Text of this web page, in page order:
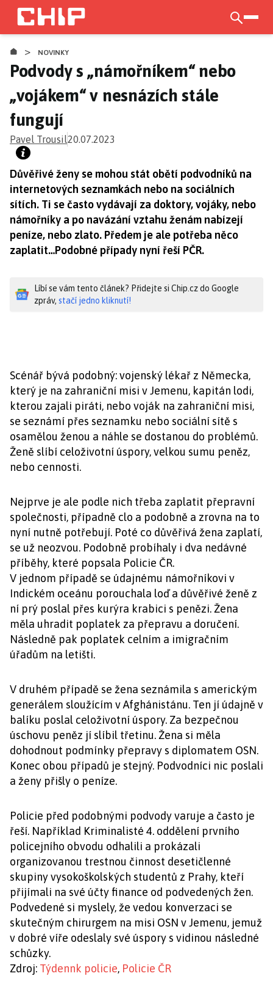
Přejít
hlavnímu
obsahu
> NOVINKY
Podvody s „námořníkem“ nebo
„vojákem“ v nesnázích stále
fungují
Pavel Trousil20.07.2023
Důvěřivé ženy se mohou stát obětí podvodníků na
internetových seznamkách nebo na sociálních
sítích. Ti se často vydávají za doktory, vojáky, nebo
námořníky a po navázání vztahu ženám nabízejí
peníze, nebo zlato. Předem je ale potřeba něco
zaplatit…Podobné případy nyní řeší PČR.
Líbí se vám tento článek? Přidejte si Chip.cz do Google
zpráv, stačí jedno kliknutí!
Scénář bývá podobný: vojenský lékař z Německa,
který je na zahraniční misi v Jemenu, kapitán lodi,
kterou zajali piráti, nebo voják na zahraniční misi,
se seznámí přes seznamku nebo sociální sítě s
osamělou ženou a náhle se dostanou do problémů.
Ženě slíbí celoživotní úspory, velkou sumu peněz,
nebo cennosti.
Nejprve je ale podle nich třeba zaplatit přepravní
společnosti, případně clo a podobně a zrovna na to
nyní nutně potřebují. Poté co důvěřivá žena zaplatí,
se už neozvou. Podobně probíhaly i dva nedávné
příběhy, které popsala Policie ČR.
V jednom případě se údajnému námořníkovi v
Indickém oceánu porouchala loď a důvěřivé ženě z
ní prý poslal přes kurýra krabici s penězi. Žena
měla uhradit poplatek za přepravu a doručení.
Následně pak poplatek celním a imigračním
úřadům na letišti.
V druhém případě se žena seznámila s americkým
generálem sloužícím v Afghánistánu. Ten jí údajně v
balíku poslal celoživotní úspory. Za bezpečnou
úschovu peněz jí slíbil třetinu. Žena si měla
dohodnout podmínky přepravy s diplomatem OSN.
Konec obou případů je stejný. Podvodníci nic poslali
a ženy přišly o peníze.
Policie před podobnými podvody varuje a často je
řeší. Například Kriminalisté 4. oddělení prvního
policejního obvodu odhalili a prokázali
organizovanou trestnou činnost desetičlenné
skupiny vysokoškolských studentů z Prahy, kteří
přijímali na své účty finance od podvedených žen.
Podvedené si myslely, že vedou konverzaci se
skutečným chirurgem na misi OSN v Jemenu, jemuž
v dobré víře odeslaly své úspory s vidinou následné
schůzky.
Zdroj: Týdennk policie, Policie ČR